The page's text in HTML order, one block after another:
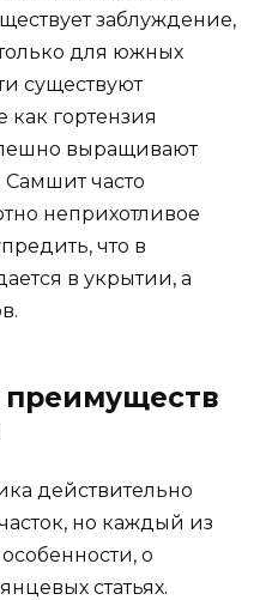
заблуждение,
для южных
существуют
как гортензия
выращивают
часто
неприхотливое
что в
в укрытии, а
преимуществ
действительно
но каждый из
о
статьях.